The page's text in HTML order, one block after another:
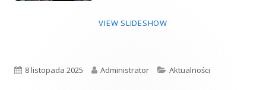
VIEW SLIDESHOW
Opublikowano
8 listopada 2025 Autor
Administrator Kategorie
Aktualności